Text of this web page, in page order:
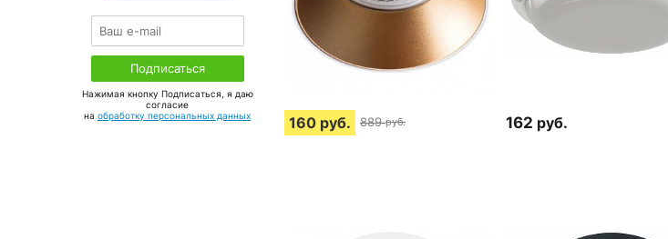
Нажимая кнопку Подписаться, я даю
соглаcие
на обработку персональных данных 160 руб. 889 руб. 162 руб.